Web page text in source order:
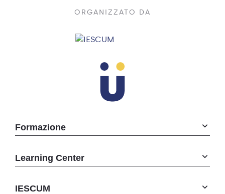
ORGANIZZATO DA
Formazione
Learning Center
IESCUM